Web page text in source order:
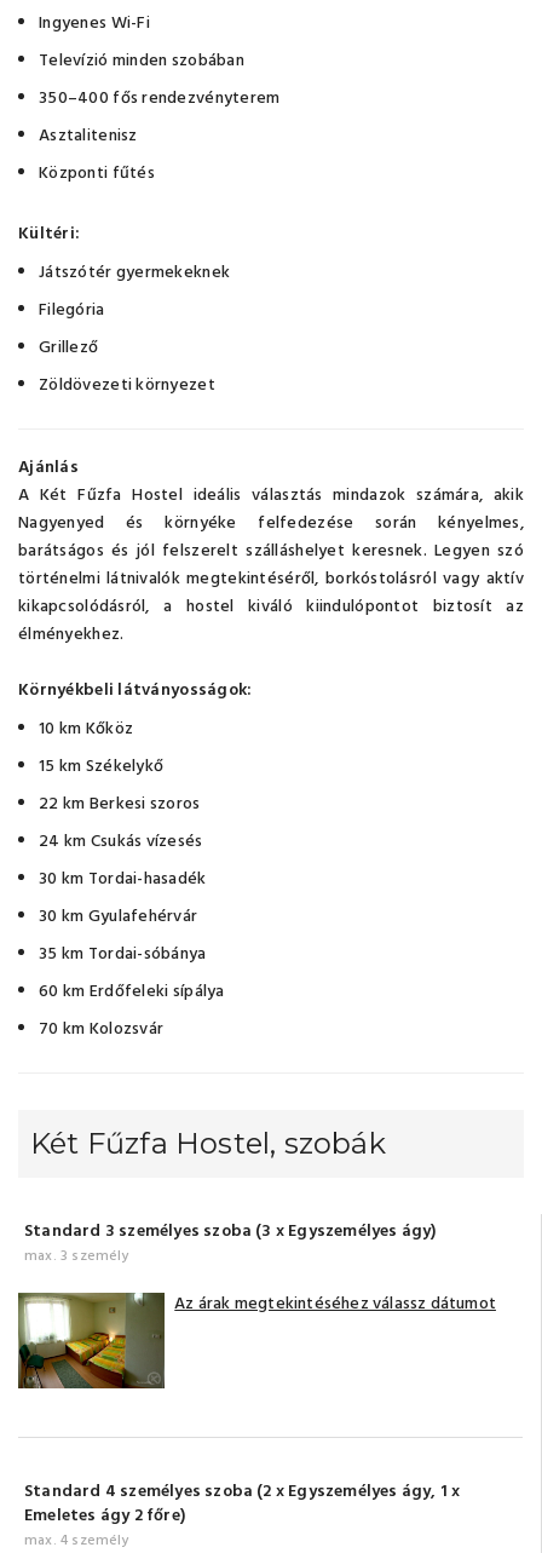
Ingyenes Wi-Fi
Televízió minden szobában
350–400 fős rendezvényterem
Asztalitenisz
Központi fűtés
Kültéri:
Játszótér gyermekeknek
Filegória
Grillező
Zöldövezeti környezet
Ajánlás
A Két Fűzfa Hostel ideális választás mindazok számára, akik
Nagyenyed és környéke felfedezése során kényelmes,
barátságos és jól felszerelt szálláshelyet keresnek. Legyen szó
történelmi látnivalók megtekintéséről, borkóstolásról vagy aktív
kikapcsolódásról, a hostel kiváló kiindulópontot biztosít az
élményekhez.
Környékbeli látványosságok:
10 km Kőköz
15 km Székelykő
22 km Berkesi szoros
24 km Csukás vízesés
30 km Tordai-hasadék
30 km Gyulafehérvár
35 km Tordai-sóbánya
60 km Erdőfeleki sípálya
70 km Kolozsvár
Két Fűzfa Hostel, szobák
Standard 3 személyes szoba (3 x Egyszemélyes ágy)
max. 3 személy
Az árak megtekintéséhez válassz dátumot
Standard 4 személyes szoba (2 x Egyszemélyes ágy, 1 x
Emeletes ágy 2 főre)
max. 4 személy